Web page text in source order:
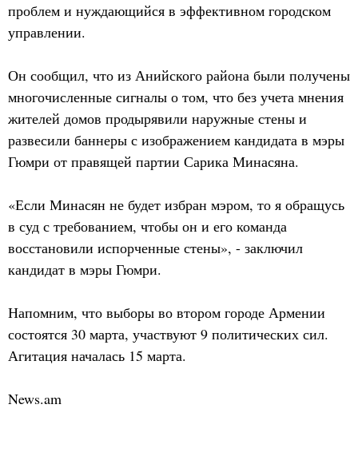
проблем и нуждающийся в эффективном городском
управлении.
Он сообщил, что из Анийского района были получены
многочисленные сигналы о том, что без учета мнения
жителей домов продырявили наружные стены и
развесили баннеры с изображением кандидата в мэры
Гюмри от правящей партии Сарика Минасяна.
«Если Минасян не будет избран мэром, то я обращусь
в суд с требованием, чтобы он и его команда
восстановили испорченные стены», - заключил
кандидат в мэры Гюмри.
Напомним, что выборы во втором городе Армении
состоятся 30 марта, участвуют 9 политических сил.
Агитация началась 15 марта.
News.am